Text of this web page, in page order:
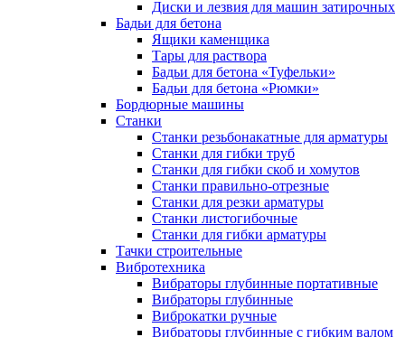
Диски и лезвия для машин затирочных
Бадьи для бетона
Ящики каменщика
Тары для раствора
Бадьи для бетона «Туфельки»
Бадьи для бетона «Рюмки»
Бордюрные машины
Станки
Станки резьбонакатные для арматуры
Станки для гибки труб
Станки для гибки скоб и хомутов
Станки правильно-отрезные
Станки для резки арматуры
Станки листогибочные
Станки для гибки арматуры
Тачки строительные
Вибротехника
Вибраторы глубинные портативные
Вибраторы глубинные
Виброкатки ручные
Вибраторы глубинные с гибким валом